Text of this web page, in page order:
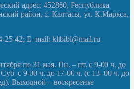
адрес: 452860, Республика
район, с. Калтасы, ул. К.Маркса,
25-42; E–mail: kltbibl@mail.ru
по 31 мая. Пн. – пт. с 9-00 ч. до
с 9-00 ч. до 17-00 ч. (с 13- 00 ч. до
Выходной – воскресенье